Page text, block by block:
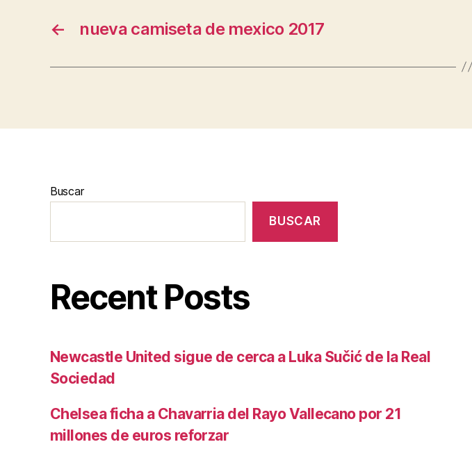
← nueva camiseta de mexico 2017
Buscar
BUSCAR
Recent Posts
Newcastle United sigue de cerca a Luka Sučić de la Real
Sociedad
Chelsea ficha a Chavarria del Rayo Vallecano por 21
millones de euros reforzar